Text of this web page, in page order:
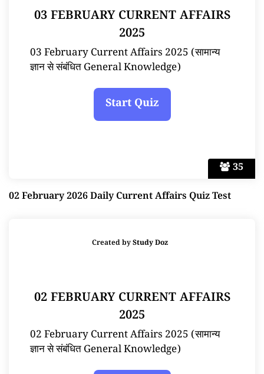
35
03 FEBRUARY CURRENT AFFAIRS
2025
03 February Current Affairs 2025 (सामान्य
ज्ञान से संबंधित General Knowledge)
02 February 2026 Daily Current Affairs Quiz Test
Created byStudy Doz
02 FEBRUARY CURRENT AFFAIRS
2025
02 February Current Affairs 2025 (सामान्य
ज्ञान से संबंधित General Knowledge)